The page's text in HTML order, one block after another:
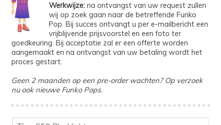
Werkwijze: na ontvangst van uw request zullen
wij op zoek gaan naar de betreffende Funko
Pop. Bij succes ontvangt u per e-mailbericht een
vrijblijvende prijsvoorstel en een foto ter
goedkeuring. Bij acceptatie zal er een offerte worden
aangemaakt en na ontvangst van uw betaling wordt het
proces gestart.
Geen 2 maanden op een pre-order wachten? Op verzoek
nu ook nieuwe Funko Pops.